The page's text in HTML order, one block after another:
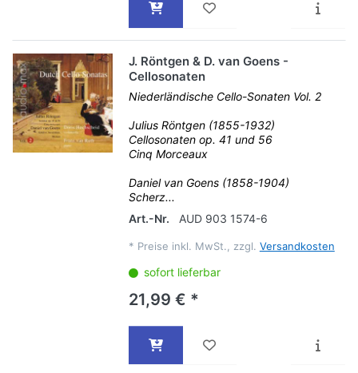
J. Röntgen & D. van Goens -
Cellosonaten
Niederländische Cello-Sonaten Vol. 2
Julius Röntgen (1855-1932)
Cellosonaten op. 41 und 56
Cinq Morceaux
Daniel van Goens (1858-1904)
Scherz...
Art.-Nr.
AUD 903 1574-6
* Preise inkl. MwSt., zzgl. Versandkosten
sofort lieferbar
21,99 € *